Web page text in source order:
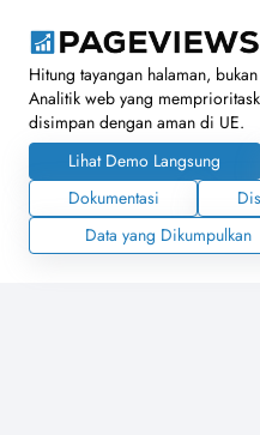
Hitung tayangan halaman,
Analitik web yang
disimpan dengan aman di UE.
Lihat Demo Langsung
Dokumentasi
Data yang Dikumpulkan